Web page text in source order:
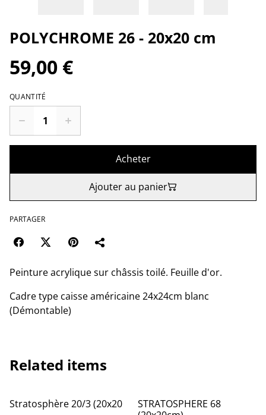
POLYCHROME 26 - 20x20 cm
59,00 €
QUANTITÉ
Acheter
Ajouter au panier
PARTAGER
Peinture acrylique sur châssis toilé. Feuille d'or.
Cadre type caisse américaine 24x24cm blanc
(Démontable)
Related items
Stratosphère 20/3 (20x20
STRATOSPHERE 68